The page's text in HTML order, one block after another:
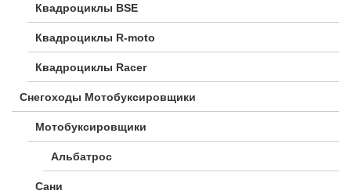
Квадроциклы BSE
Квадроциклы R-moto
Квадроциклы Racer
Снегоходы Мотобуксировщики
Мотобуксировщики
Альбатрос
Сани